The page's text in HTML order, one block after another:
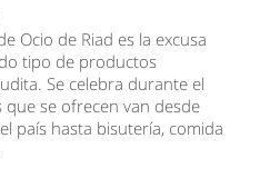
Ocio de Riad es la excusa
tipo de productos
Se celebra durante el
se ofrecen van desde
país hasta bisutería, comida